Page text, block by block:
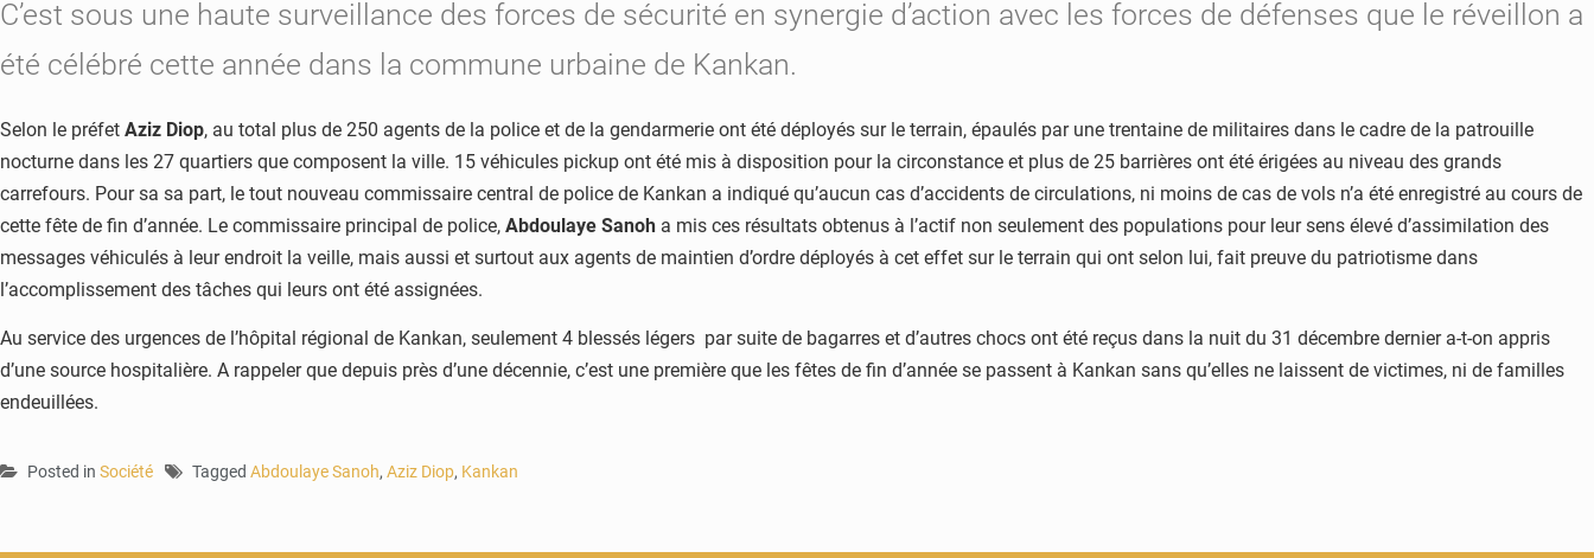
C’est sous une haute surveillance des forces de sécurité en synergie d’action avec les forces de défenses que le réveillon a
été célébré cette année dans la commune urbaine de Kankan.
Selon le préfet Aziz Diop, au total plus de 250 agents de la police et de la gendarmerie ont été déployés sur le terrain, épaulés par une trentaine de militaires dans le cadre de la patrouille
nocturne dans les 27 quartiers que composent la ville. 15 véhicules pickup ont été mis à disposition pour la circonstance et plus de 25 barrières ont été érigées au niveau des grands
carrefours. Pour sa sa part, le tout nouveau commissaire central de police de Kankan a indiqué qu’aucun cas d’accidents de circulations, ni moins de cas de vols n’a été enregistré au cours de
cette fête de fin d’année. Le commissaire principal de police, Abdoulaye Sanoh a mis ces résultats obtenus à l’actif non seulement des populations pour leur sens élevé d’assimilation des
messages véhiculés à leur endroit la veille, mais aussi et surtout aux agents de maintien d’ordre déployés à cet effet sur le terrain qui ont selon lui, fait preuve du patriotisme dans
l’accomplissement des tâches qui leurs ont été assignées.
Au service des urgences de l’hôpital régional de Kankan, seulement 4 blessés légers par suite de bagarres et d’autres chocs ont été reçus dans la nuit du 31 décembre dernier a-t-on appris
d’une source hospitalière. A rappeler que depuis près d’une décennie, c’est une première que les fêtes de fin d’année se passent à Kankan sans qu’elles ne laissent de victimes, ni de familles
endeuillées.
Posted in Société Tagged Abdoulaye Sanoh, Aziz Diop, Kankan